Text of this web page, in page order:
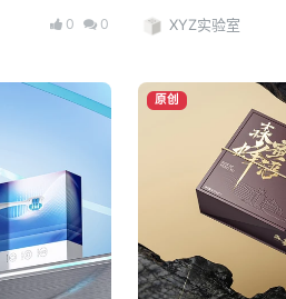
0 0 XYZ实验室
原创